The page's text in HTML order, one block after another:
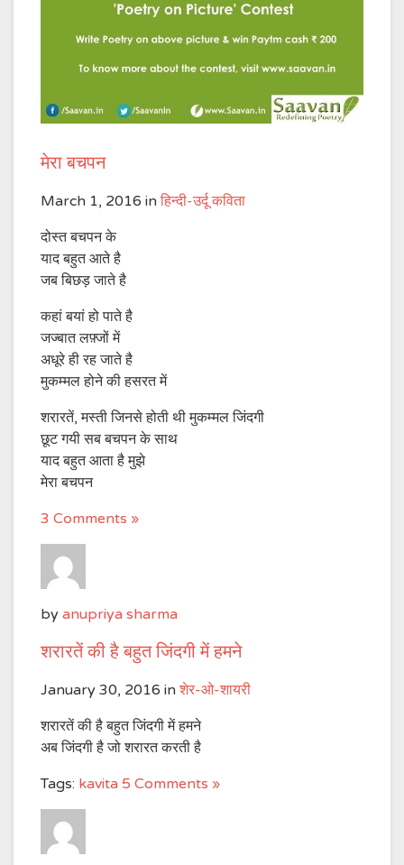
मेरा बचपन
March 1, 2016 in हिन्दी-उर्दू कविता
दोस्त बचपन के
याद बहुत आते है
जब बिछड़ जाते है
कहां बयां हो पाते है
जज्बात लफ़्जों में
अधूरे ही रह जाते है
मुकम्मल होने की हसरत में
शरारतें, मस्ती जिनसे होती थी मुकम्मल जिंदगी
छूट गयी सब बचपन के साथ
याद बहुत आता है मुझे
मेरा बचपन
3 Comments »
by anupriya sharma
शरारतें की है बहुत जिंदगी में हमने
January 30, 2016 in शेर-ओ-शायरी
शरारतें की है बहुत जिंदगी में हमने
अब जिंदगी है जो शरारत करती है
Tags: kavita 5 Comments »